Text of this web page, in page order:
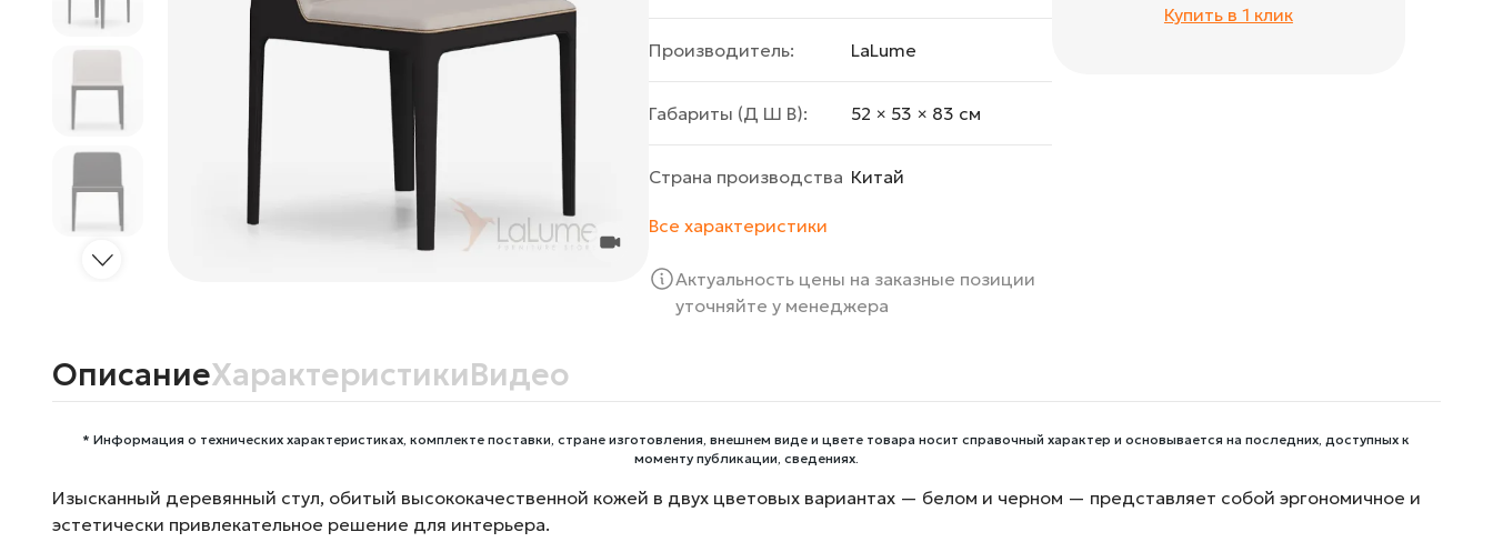
Производитель: LaLume
Габариты (Д Ш В): 52 × 53 × 83 cм
Страна производства Китай
Все характеристики
Актуальность цены на заказные позиции
уточняйте у менеджера
Купить в 1 клик
ОписаниеХарактеристикиВидео
* Информация о технических характеристиках, комплекте поставки, стране изготовления, внешнем виде и цвете товара носит справочный характер и основывается на последних, доступных к
моменту публикации, сведениях.
Изысканный деревянный стул, обитый высококачественной кожей в двух цветовых вариантах — белом и черном — представляет собой эргономичное и
эстетически привлекательное решение для интерьера.